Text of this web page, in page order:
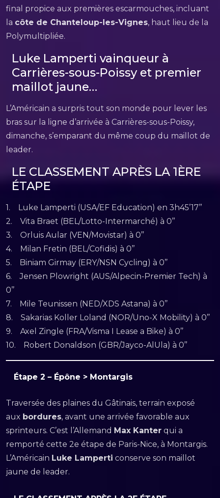
final propice aux premières escarmouches, incluant
la côte de Chanteloup-les-Vignes, haut lieu de la
Polymultipliée.
Luke Lamperti vainqueur à
Carrières-sous-Poissy et premier
maillot jaune…
L’Américain a surpris tout son monde pour lever les
bras sur la ligne d’arrivée à Carrières-sous-Poissy,
dimanche, s’emparant du même coup du maillot de
leader.
LE CLASSEMENT APRÈS LA 1ÈRE
ÉTAPE
1. Luke Lamperti (USA/EF Education) en 3h45’17’’
2. Vita Braet (BEL/Lotto-Intermarché) à 0’’
3. Orluis Aular (VEN/Movistar) à 0’’
4. Milan Fretin (BEL/Cofidis) à 0’’
5. Biniam Girmay (ERY/NSN Cycling) à 0’’
6. Jensen Plowright (AUS/Alpecin-Premier Tech) à
0’’
7. Mile Teunissen (NED/XDS Astana) à 0’’
8. Sakarias Koller Loland (NOR/Uno-X Mobility) à 0’’
9. Axel Zingle (FRA/Visma I Lease a Bike) à 0’’
10. Robert Donaldson (GBR/Jayco-AlUla) à 0’’
Étape 2 – Épône > Montargis
Traversée des plaines du Gâtinais, terrain exposé
aux bordures, avant une arrivée favorable aux
sprinteurs. C’est l’Allemand Max Kanter qui a
remporté cette 2e étape de Paris-Nice, à Montargis.
L’Américain Luke Lamperti conserve son maillot
jaune de leader.